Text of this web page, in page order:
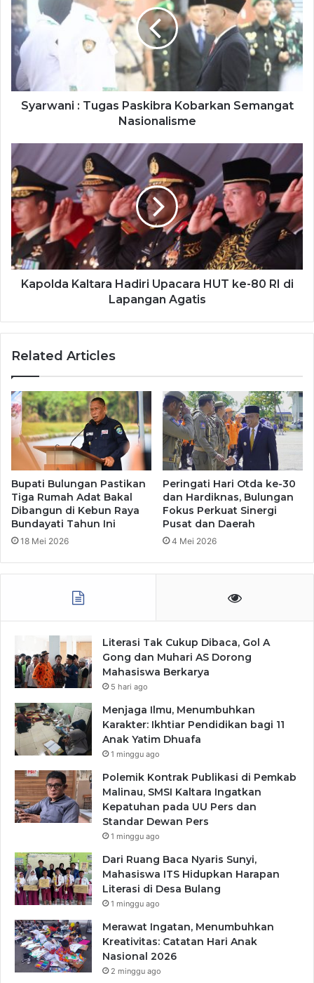
Syarwani : Tugas Paskibra Kobarkan Semangat
Nasionalisme
Kapolda Kaltara Hadiri Upacara HUT ke-80 RI di
Lapangan Agatis
Related Articles
Bupati Bulungan Pastikan
Tiga Rumah Adat Bakal
Dibangun di Kebun Raya
Bundayati Tahun Ini
18 Mei 2026
Peringati Hari Otda ke-30
dan Hardiknas, Bulungan
Fokus Perkuat Sinergi
Pusat dan Daerah
4 Mei 2026
Literasi Tak Cukup Dibaca, Gol A
Gong dan Muhari AS Dorong
Mahasiswa Berkarya
5 hari ago
Menjaga Ilmu, Menumbuhkan
Karakter: Ikhtiar Pendidikan bagi 11
Anak Yatim Dhuafa
1 minggu ago
Polemik Kontrak Publikasi di Pemkab
Malinau, SMSI Kaltara Ingatkan
Kepatuhan pada UU Pers dan
Standar Dewan Pers
1 minggu ago
Dari Ruang Baca Nyaris Sunyi,
Mahasiswa ITS Hidupkan Harapan
Literasi di Desa Bulang
1 minggu ago
Merawat Ingatan, Menumbuhkan
Kreativitas: Catatan Hari Anak
Nasional 2026
2 minggu ago